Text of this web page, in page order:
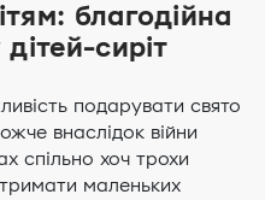
благодійна
сиріт
подарувати свято
внаслідок війни
спільно хоч трохи
маленьких